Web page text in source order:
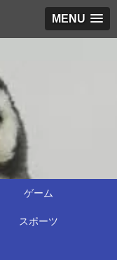
MENU
ゲーム
スポーツ